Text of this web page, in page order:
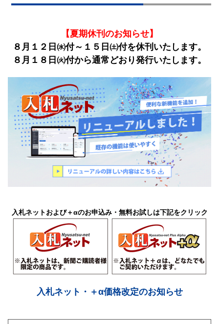
【夏期休刊のお知らせ】
８月１２日㈬付～１５日㈯付を休刊いたします。
８月１８日㈫付から通常どおり発行いたします。
入札ネットおよび＋αのお申込み・無料お試しは下記をクリック
入札ネット・＋α価格改定のお知らせ